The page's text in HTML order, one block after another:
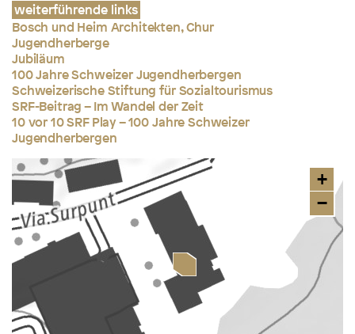
weiterführende links
Bosch und Heim Architekten, Chur
Jugendherberge
Jubiläum
100 Jahre Schweizer Jugendherbergen
Schweizerische Stiftung für Sozialtourismus
SRF-Beitrag – Im Wandel der Zeit
10 vor 10 SRF Play – 100 Jahre Schweizer
Jugendherbergen
+
−